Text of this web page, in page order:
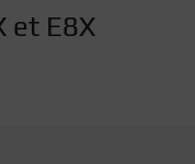
et E8X